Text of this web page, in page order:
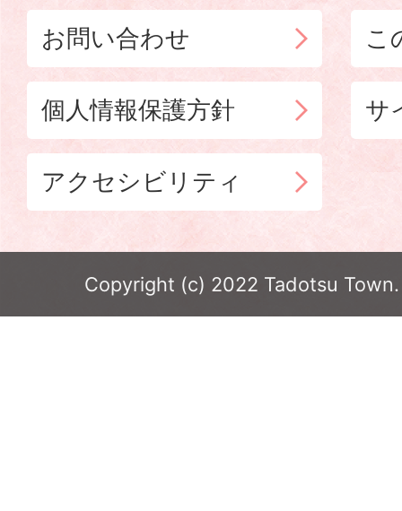
お問い合わせ こ
個人情報保護方針 サ
アクセシビリティ
Copyright (c) 2022 Tadotsu